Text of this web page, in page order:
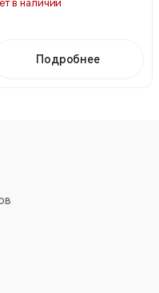
в наличии
Подробнее